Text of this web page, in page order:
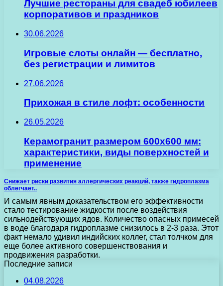
Лучшие рестораны для свадеб юбилеев
корпоративов и праздников
30.06.2026
Игровые слоты онлайн — бесплатно,
без регистрации и лимитов
27.06.2026
Прихожая в стиле лофт: особенности
26.05.2026
Керамогранит размером 600х600 мм:
характеристики, виды поверхностей и
применение
Снижает риски развития аллергических реакций, также гидроплазма
облегчает..
И самым явным доказательством его эффективности
стало тестирование жидкости после воздействия
сильнодействующих ядов. Количество опасных примесей
в воде благодаря гидроплазме снизилось в 2-3 раза. Этот
факт немало удивил индийских коллег, стал толчком для
еще более активного совершенствования и
продвижения разработки.
Последние записи
04.08.2026